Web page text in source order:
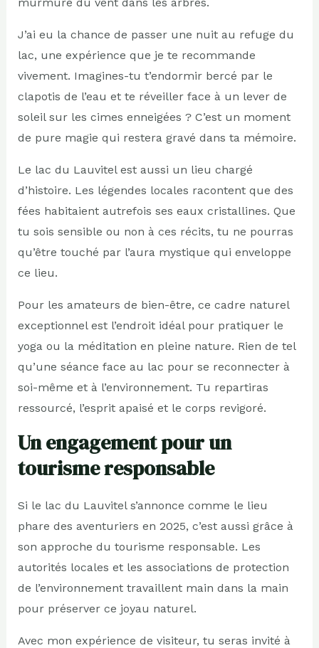
J’ai eu la chance de passer une nuit au refuge du
lac, une expérience que je te recommande
vivement. Imagines-tu t’endormir bercé par le
clapotis de l’eau et te réveiller face à un lever de
soleil sur les cimes enneigées ? C’est un moment
de pure magie qui restera gravé dans ta mémoire.
Le lac du Lauvitel est aussi un lieu chargé
d’histoire. Les légendes locales racontent que des
fées habitaient autrefois ses eaux cristallines. Que
tu sois sensible ou non à ces récits, tu ne pourras
qu’être touché par l’aura mystique qui enveloppe
ce lieu.
Pour les amateurs de bien-être, ce cadre naturel
exceptionnel est l’endroit idéal pour pratiquer le
yoga ou la méditation en pleine nature. Rien de tel
qu’une séance face au lac pour se reconnecter à
soi-même et à l’environnement. Tu repartiras
ressourcé, l’esprit apaisé et le corps revigoré.
Un engagement pour un
tourisme responsable
Si le lac du Lauvitel s’annonce comme le lieu
phare des aventuriers en 2025, c’est aussi grâce à
son approche du tourisme responsable. Les
autorités locales et les associations de protection
de l’environnement travaillent main dans la main
pour préserver ce joyau naturel.
Avec mon expérience de visiteur, tu seras invité à